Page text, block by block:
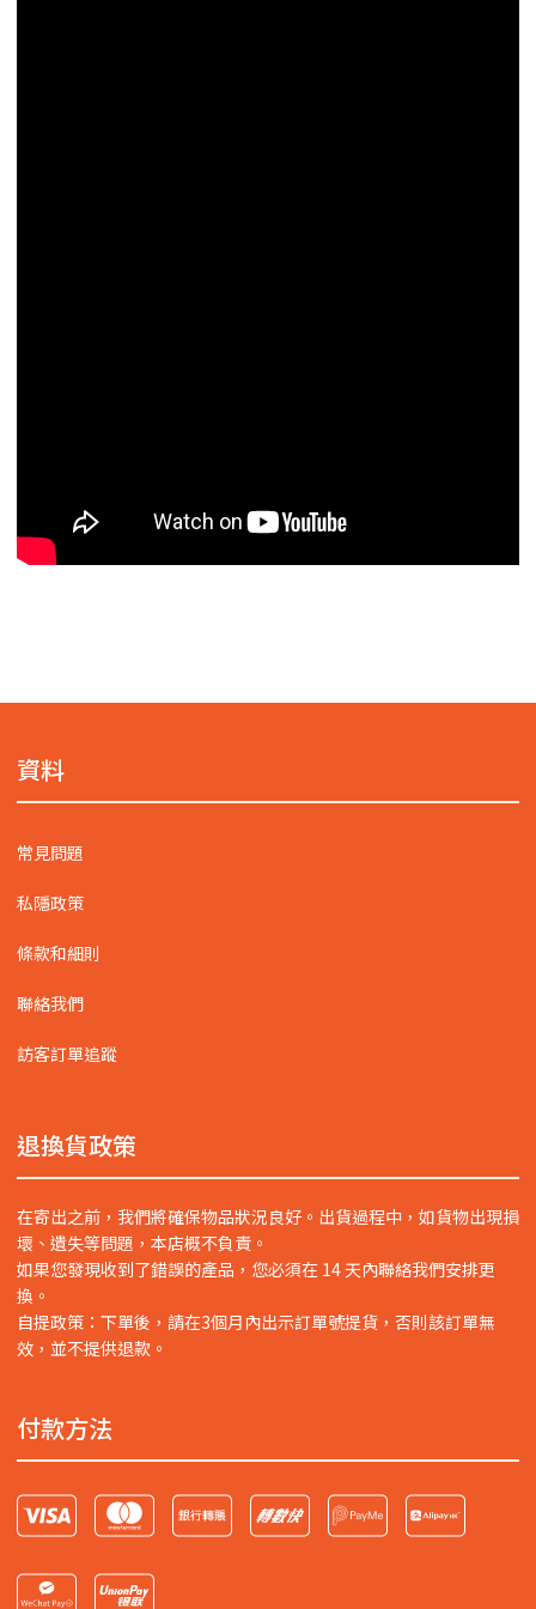
資料
常見問題
私隱政策
條款和細則
聯絡我們
訪客訂單追蹤
退換貨政策
在寄出之前，我們將確保物品狀況良好。出貨過程中，如貨物出現損
壞、遺失等問題，本店概不負責。
如果您發現收到了錯誤的產品，您必須在 14 天內聯絡我們安排更
換。
自提政策：下單後，請在3個月內出示訂單號提貨，否則該訂單無
效，並不提供退款。
付款方法